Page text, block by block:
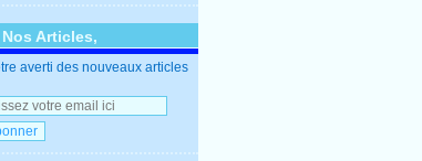
Articles,
averti des nouveaux articles